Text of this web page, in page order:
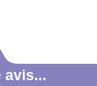
avis...